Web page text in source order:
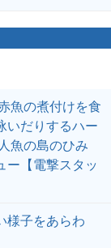
魚の煮付けを食
いだりするハー
魚の島のひみ
ー【電撃スタッ
様子をあらわ